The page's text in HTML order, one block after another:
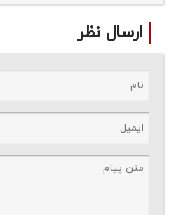
ارسال نظر